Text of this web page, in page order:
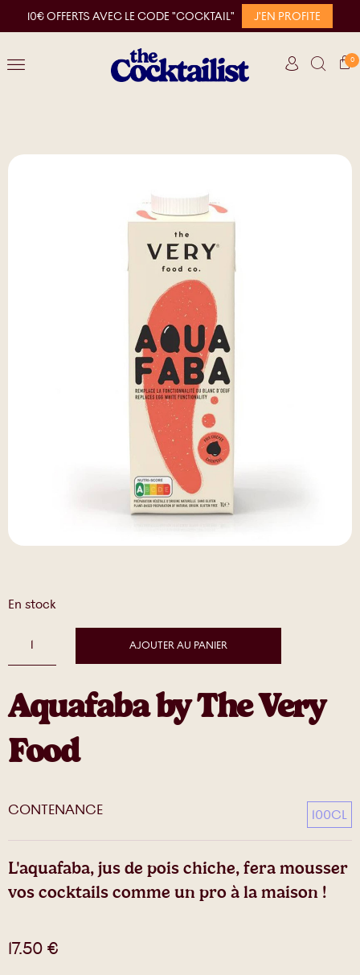
10€ OFFERTS AVEC LE CODE "COCKTAIL" J'EN PROFITE
0
En stock
AJOUTER AU PANIER
Aquafaba by The Very
Food
CONTENANCE 100CL
L'aquafaba, jus de pois chiche, fera mousser
vos cocktails comme un pro à la maison !
17.50€